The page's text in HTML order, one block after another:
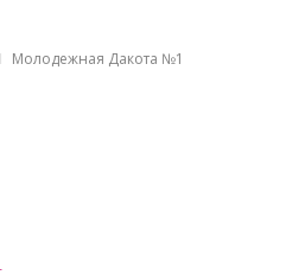
Молодежная Дакота №1